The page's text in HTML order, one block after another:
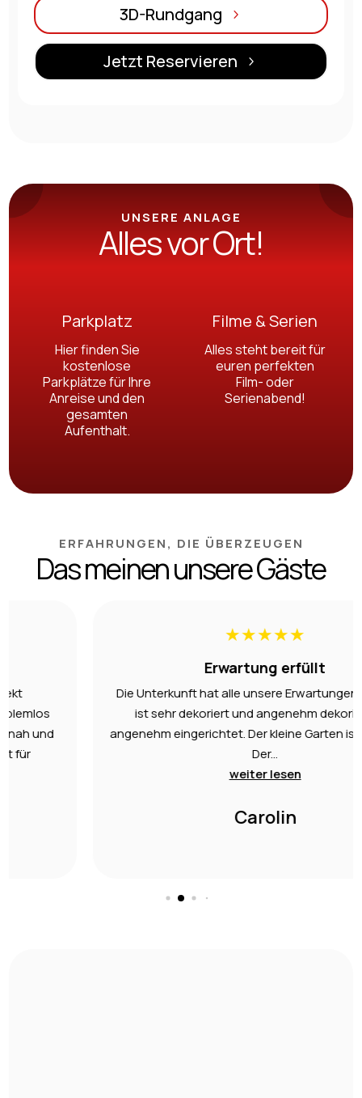
3D-Rundgang
Jetzt Reservieren
UNSERE ANLAGE
Alles vor Ort!
Parkplatz
Hier finden Sie
kostenlose
Parkplätze für Ihre
Anreise und den
gesamten
Aufenthalt.
Filme & Serien
Alles steht bereit für
euren perfekten
Film- oder
Serienabend!
ERFAHRUNGEN, DIE ÜBERZEUGEN
Das meinen unsere Gäste
Erwartung erfüllt
Die Unterkunft hat alle unsere Erwartungen erfüllt. Sie
ist sehr dekoriert und angenehm dekoriert und
angenehm eingerichtet. Der kleine Garten ist ein Traum.